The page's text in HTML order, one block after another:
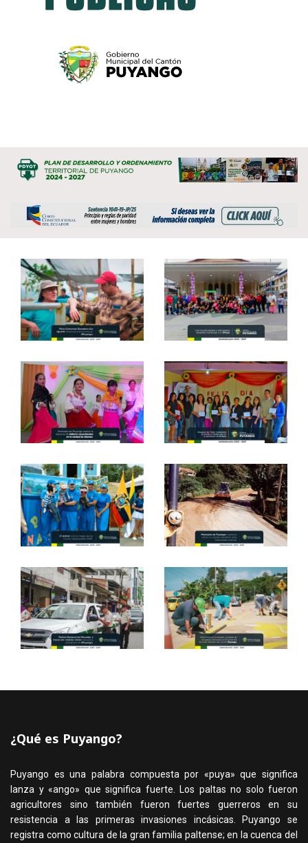
¿Qué es Puyango?
Puyango es una palabra compuesta por «puya» que significa
lanza y «ango» que significa fuerte. Los paltas no solo fueron
agricultores sino también fueron fuertes guerreros en su
resistencia a las primeras invasiones incásicas. Puyango se
registra como cultura de la gran familia paltense; en la cuenca del